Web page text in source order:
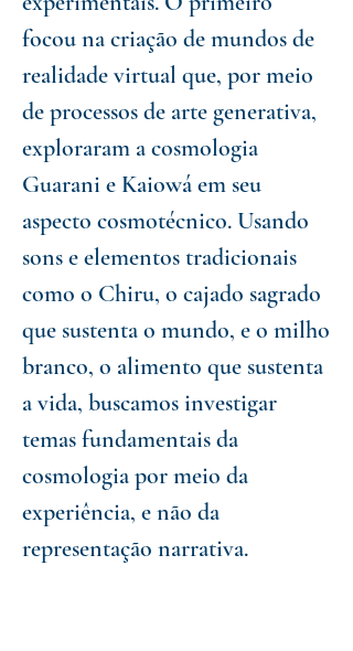
focou na criação de mundos de
realidade virtual que, por meio
de processos de arte generativa,
exploraram a cosmologia
Guarani e Kaiowá em seu
aspecto cosmotécnico. Usando
sons e elementos tradicionais
como o Chiru, o cajado sagrado
que sustenta o mundo, e o milho
branco, o alimento que sustenta
a vida, buscamos investigar
temas fundamentais da
cosmologia por meio da
experiência, e não da
representação narrativa.